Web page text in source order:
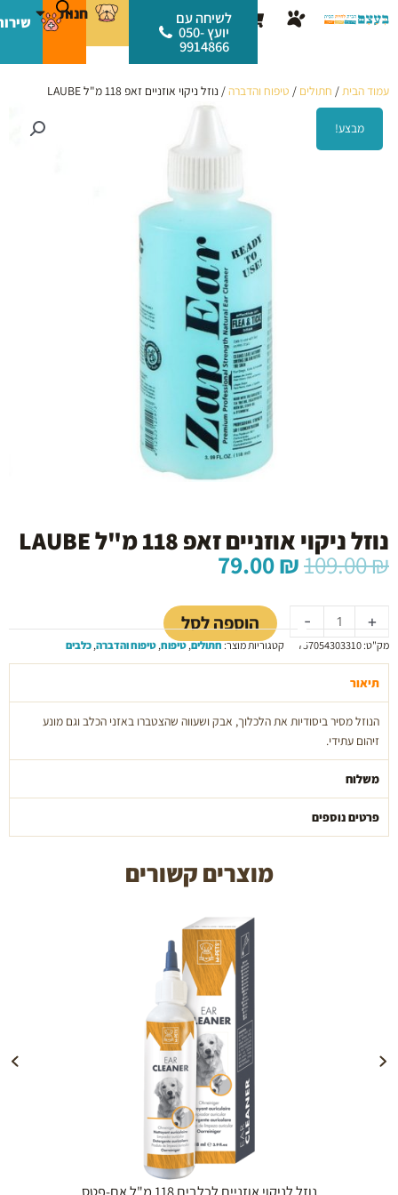
לתוכן
עגלת
קניות
לשיחה עם
יועץ 050-
9914866
חנות
עמוד הבית/ חתולים / טיפוח והדברה/ נוזל ניקוי אוזניים זאפ 118 מ"ל LAUBE
מבצע!
נוזל ניקוי אוזניים זאפ 118 מ"ל LAUBE
109.00₪ המחיר
המקורי
היה:
109.00 ₪.
79.00₪
הוא:
79.00 ₪. -
של
נוזל
ניקוי
אוזניים
118
מ"ל
LAUBE
+ הוספה לסל
מק"ט:757054303310 קטגוריות מוצר:חתולים,טיפוח,טיפוח והדברה,כלבים
תיאור
הנוזל מסיר ביסודיות את הלכלוך, אבק ושעווה שהצטברו באזני הכלב וגם מונע
זיהום עתידי.
משלוח
פרטים נוספים
מוצרים קשורים
הוספה לעגלה